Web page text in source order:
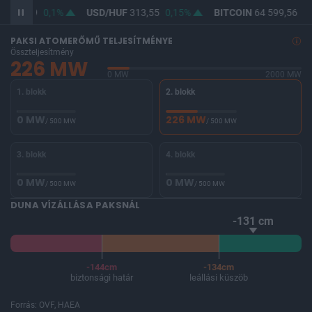
362,09 0,1% USD/HUF313,55 0,15% BITCOIN64 599,56
PAKSI ATOMERŐMŰ TELJESÍTMÉNYE
Összteljesítmény
226 MW 0 MW
2000 MW
1. blokk
0 MW/ 500 MW
2. blokk
226 MW/ 500 MW
3. blokk
0 MW/ 500 MW
4. blokk
0 MW/ 500 MW
DUNA VÍZÁLLÁSA PAKSNÁL
-131 cm
-144cm
biztonsági határ
-134cm
leállási küszöb
Forrás: OVF, HAEA